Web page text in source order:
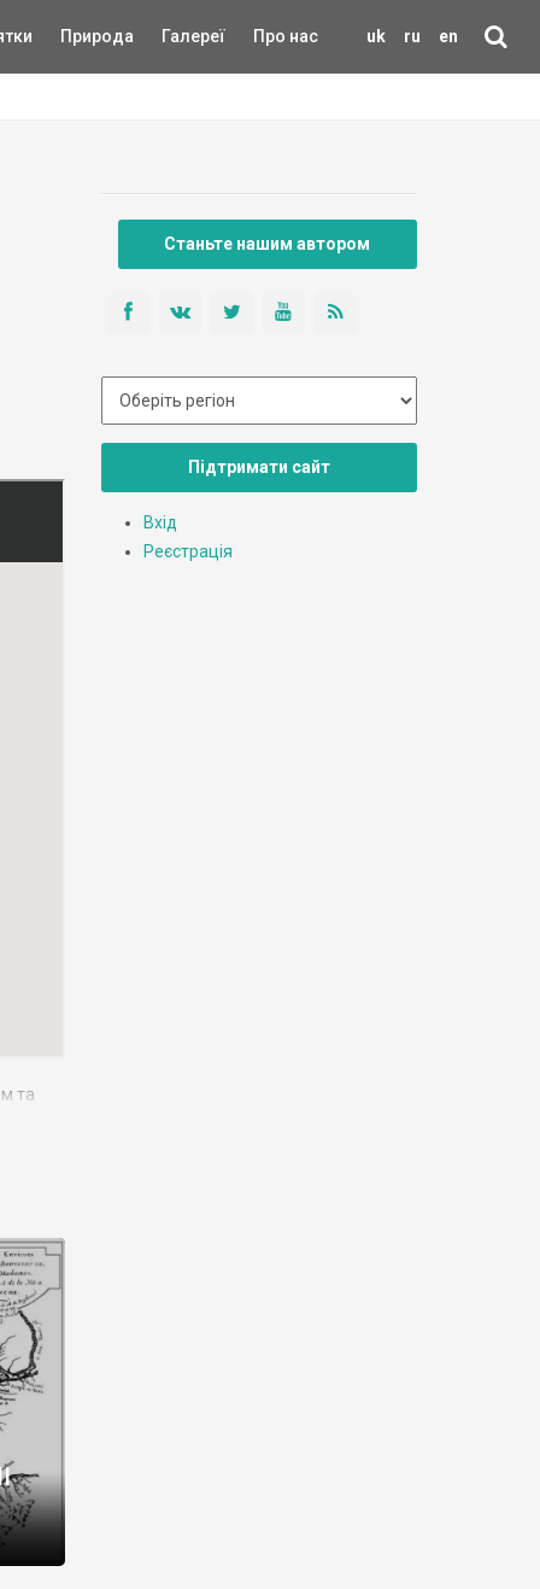
uk ru en
Природа Галереї Про нас
та
Станьте нашим автором
Підтримати сайт
Вхід
Реєстрація